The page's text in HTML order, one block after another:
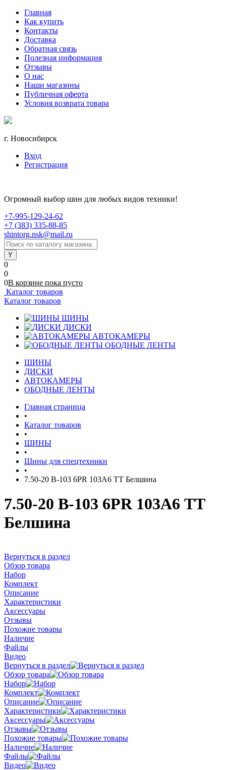
Главная
Как купить
Контакты
Доставка
Обратная связь
Полезная информация
Отзывы
О нас
Наши магазины
Публичная оферта
Условия возврата товара
г. Новосибирск
Вход
Регистрация
Огромный выбор шин для любых видов техники!
+7-995-129-24-62
+7 (383) 335-88-85
shintorg.nsk@mail.ru
0
0
0В корзине пока пусто
Каталог товаров
Каталог товаров
ШИНЫ
ДИСКИ
АВТОКАМЕРЫ
ОБОДНЫЕ ЛЕНТЫ
ШИНЫ
ДИСКИ
АВТОКАМЕРЫ
ОБОДНЫЕ ЛЕНТЫ
Главная страница
•
Каталог товаров
•
ШИНЫ
•
Шины для спецтехники
•
7.50-20 В-103 6PR 103А6 TT Белшина
7.50-20 В-103 6PR 103А6 TT
Белшина
Вернуться в раздел
Обзор товара
Набор
Комплект
Описание
Характеристики
Аксессуары
Отзывы
Похожие товары
Наличие
Файлы
Видео
Вернуться в раздел
Обзор товара
Набор
Комплект
Описание
Характеристики
Аксессуары
Отзывы
Похожие товары
Наличие
Файлы
Видео